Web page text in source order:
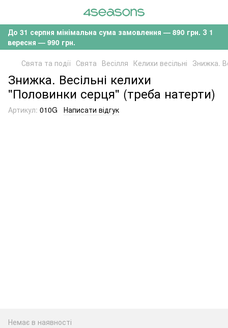
До 31 серпня мінімальна сума замовлення — 890 грн. З 1
вересня — 990 грн.
Свята та події Свята Весілля Келихи весільні Знижка.
Знижка. Весільні келихи
"Половинки серця" (треба натерти)
Артикул: 010G Написати відгук
Немає в наявності